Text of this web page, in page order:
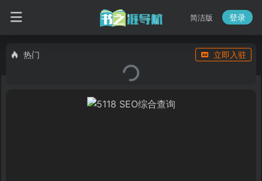
简洁版 登录
热门 立即入驻